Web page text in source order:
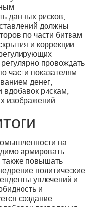
данных рисков,
должны
по части битвам
и коррекции
провождать
части показателям
денег,
вдобавок рискам,
изображений.
на
армировать
также повышать
политические
увлечений и
и
создание